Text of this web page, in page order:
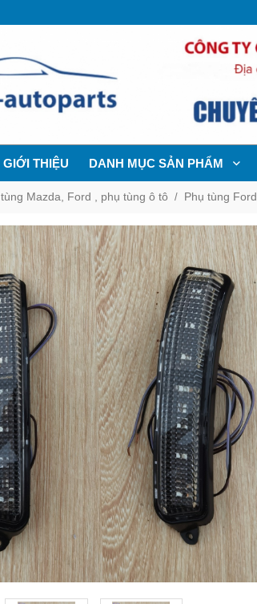
GIỚI THIỆU DANH MỤC SẢN PHẨM
Mazda, Ford , phụ tùng ô tô Phụ tùng Ford